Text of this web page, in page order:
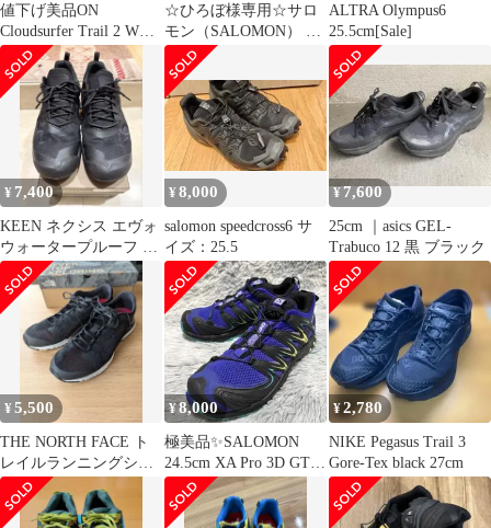
値下げ美品ON
Cloudsurfer Trail 2 WP
25cm 防水
☆ひろぼ様専用☆サロ
モン（SALOMON） パ
ルサートレイル(3246)
ALTRA Olympus6
25.5cm[Sale]
¥ 7,400
KEEN ネクシス エヴォ
ウォータープルーフ ト
レッキングシューズ
28cm
¥8,000
salomon speedcross6 サ
イズ：25.5
¥7,600
25cm ｜asics GEL-
Trabuco 12 黒 ブラック
¥5,500
THE NORTH FACE ト
レイルランニングシュ
ーズ 黒/赤 25.5cm
¥8,000
極美品✨SALOMON
24.5cm XA Pro 3D GTX
ブルー
¥2,780
NIKE Pegasus Trail 3
Gore-Tex black 27cm